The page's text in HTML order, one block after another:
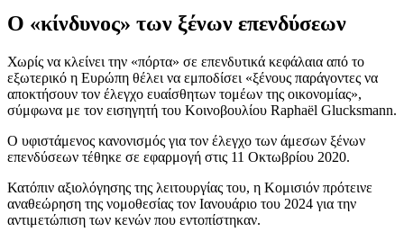
Ο «κίνδυνος» των ξένων επενδύσεων
Χωρίς να κλείνει την «πόρτα» σε επενδυτικά κεφάλαια από το
εξωτερικό η Ευρώπη θέλει να εμποδίσει «ξένους παράγοντες να
αποκτήσουν τον έλεγχο ευαίσθητων τομέων της οικονομίας»,
σύμφωνα με τον εισηγητή του Κοινοβουλίου Raphaël Glucksmann.
Ο υφιστάμενος κανονισμός για τον έλεγχο των άμεσων ξένων
επενδύσεων τέθηκε σε εφαρμογή στις 11 Οκτωβρίου 2020.
Κατόπιν αξιολόγησης της λειτουργίας του, η Κομισιόν πρότεινε
αναθεώρηση της νομοθεσίας τον Ιανουάριο του 2024 για την
αντιμετώπιση των κενών που εντοπίστηκαν.